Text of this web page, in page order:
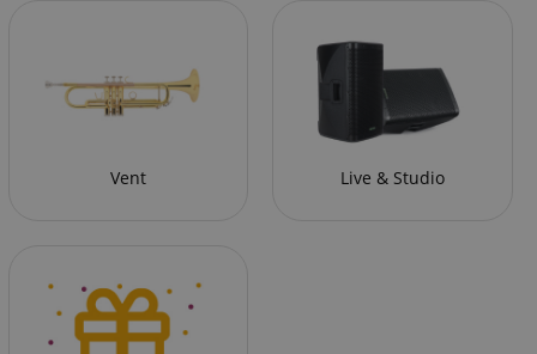
Vent Live & Studio